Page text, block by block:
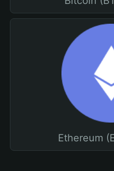
Ethereum